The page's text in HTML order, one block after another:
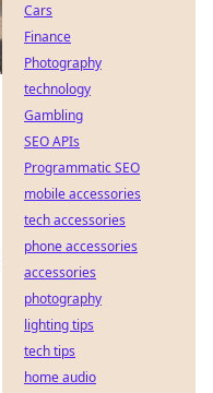
Cars
Finance
Photography
technology
Gambling
SEO APIs
Programmatic SEO
mobile accessories
tech accessories
phone accessories
accessories
photography
lighting tips
tech tips
home audio